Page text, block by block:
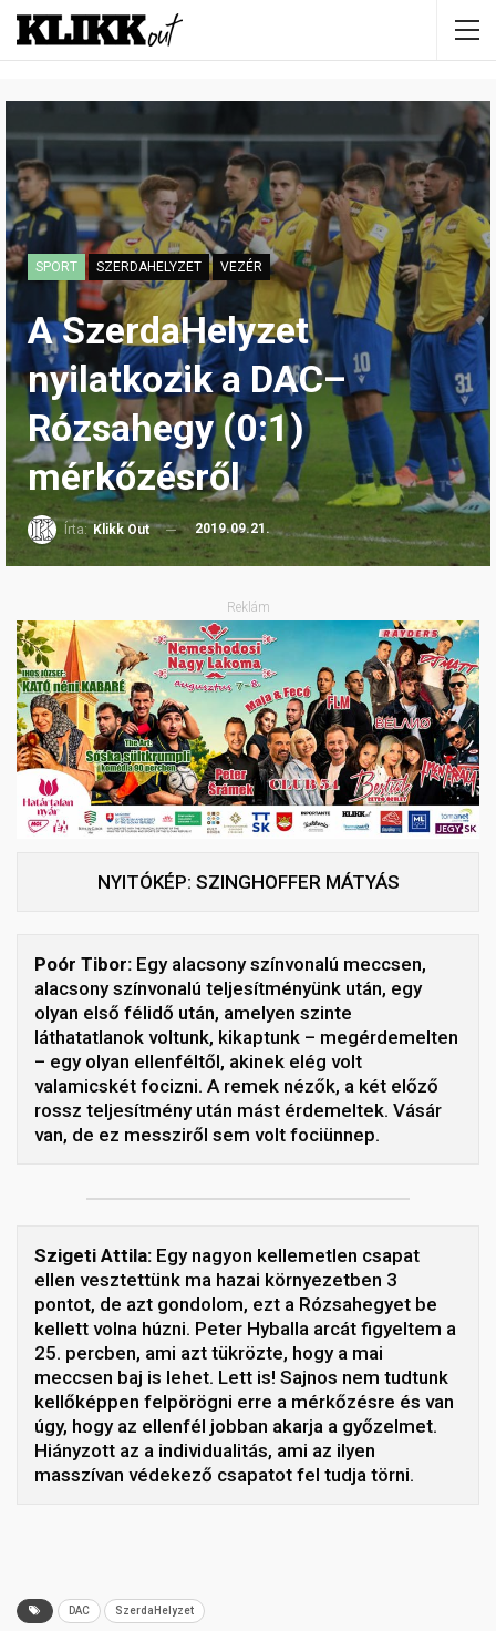
SPORT SZERDAHELYZET VEZÉR
A SzerdaHelyzet
nyilatkozik a DAC–
Rózsahegy (0:1)
mérkőzésről
Írta: Klikk Out 2019.09.21.
Reklám
NYITÓKÉP: SZINGHOFFER MÁTYÁS
Poór Tibor: Egy alacsony színvonalú meccsen,
alacsony színvonalú teljesítményünk után, egy
olyan első félidő után, amelyen szinte
láthatatlanok voltunk, kikaptunk – megérdemelten
– egy olyan ellenféltől, akinek elég volt
valamicskét focizni. A remek nézők, a két előző
rossz teljesítmény után mást érdemeltek. Vásár
van, de ez messziről sem volt fociünnep.
Szigeti Attila: Egy nagyon kellemetlen csapat
ellen vesztettünk ma hazai környezetben 3
pontot, de azt gondolom, ezt a Rózsahegyet be
kellett volna húzni. Peter Hyballa arcát figyeltem a
25. percben, ami azt tükrözte, hogy a mai
meccsen baj is lehet. Lett is! Sajnos nem tudtunk
kellőképpen felpörögni erre a mérkőzésre és van
úgy, hogy az ellenfél jobban akarja a győzelmet.
Hiányzott az a individualitás, ami az ilyen
masszívan védekező csapatot fel tudja törni.
DAC SzerdaHelyzet